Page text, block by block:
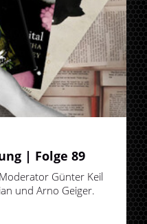
| Folge 89
Günter Keil
und Arno Geiger.